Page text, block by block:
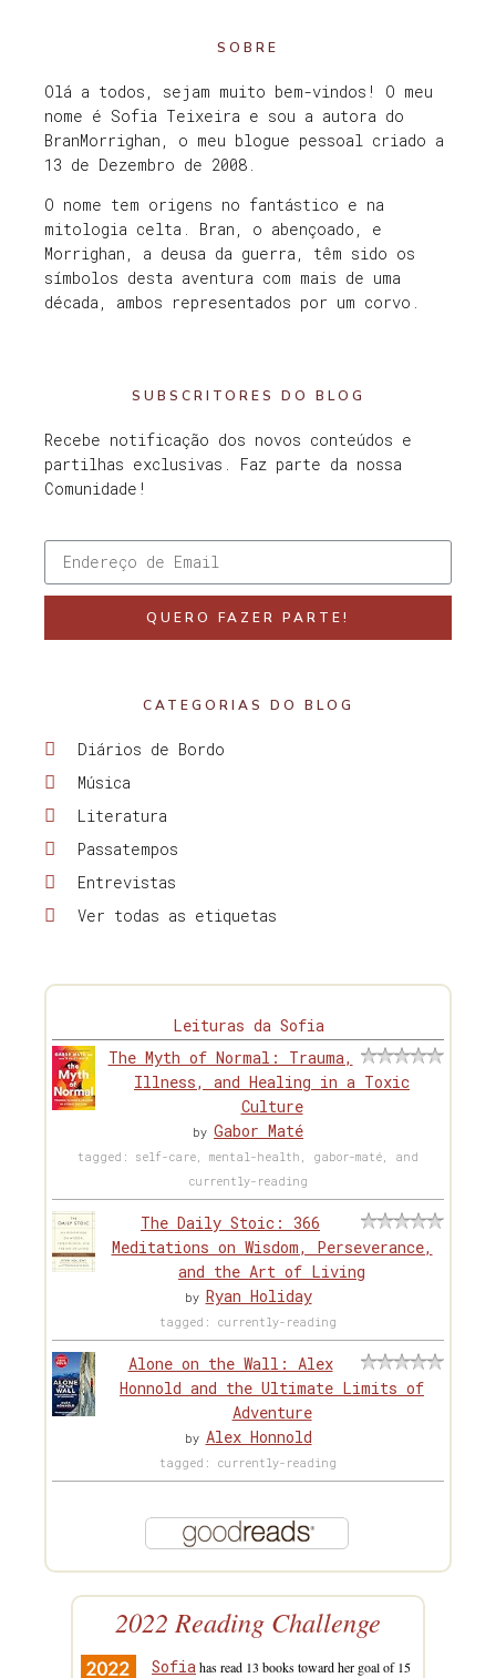
SOBRE
Olá a todos, sejam muito bem-vindos! O meu
nome é Sofia Teixeira e sou a autora do
BranMorrighan, o meu blogue pessoal criado a
13 de Dezembro de 2008.
O nome tem origens no fantástico e na
mitologia celta. Bran, o abençoado, e
Morrighan, a deusa da guerra, têm sido os
símbolos desta aventura com mais de uma
década, ambos representados por um corvo.
SUBSCRITORES DO BLOG
Recebe notificação dos novos conteúdos e
partilhas exclusivas. Faz parte da nossa
Comunidade!
QUERO FAZER PARTE!
CATEGORIAS DO BLOG
Diários de Bordo
Música
Literatura
Passatempos
Entrevistas
Ver todas as etiquetas
Leituras da Sofia
The Myth of Normal: Trauma,
Illness, and Healing in a Toxic
Culture
by Gabor Maté
tagged: self-care, mental-health, gabor-maté, and
currently-reading
The Daily Stoic: 366
Meditations on Wisdom, Perseverance,
and the Art of Living
by Ryan Holiday
tagged: currently-reading
Alone on the Wall: Alex
Honnold and the Ultimate Limits of
Adventure
by Alex Honnold
tagged: currently-reading
2022 Reading Challenge
Sofia has read 13 books toward her goal of 15